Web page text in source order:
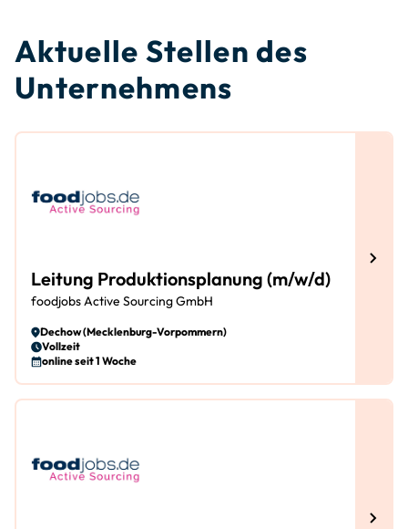
Aktuelle Stellen des
Unternehmens
Leitung Produktionsplanung (m/w/d)
foodjobs Active Sourcing GmbH
Dechow (Mecklenburg-Vorpommern)
Vollzeit
online seit 1 Woche